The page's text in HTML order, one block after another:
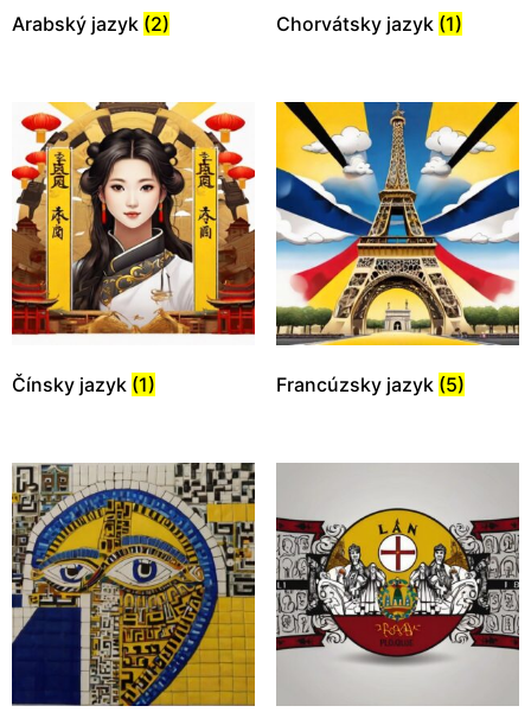
Arabský jazyk (2) Chorvátsky jazyk (1)
Čínsky jazyk (1) Francúzsky jazyk (5)